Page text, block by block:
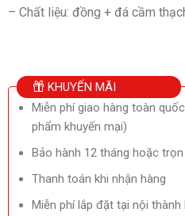
– Chất liệu: đồng + đá cầm
KHUYẾN MÃI
Miễn phí giao hàng toàn
phẩm khuyến mại)
Bảo hành 12 tháng hoặc
Thanh toán khi nhận hàng
Miễn phí lắp đặt tại nội thành